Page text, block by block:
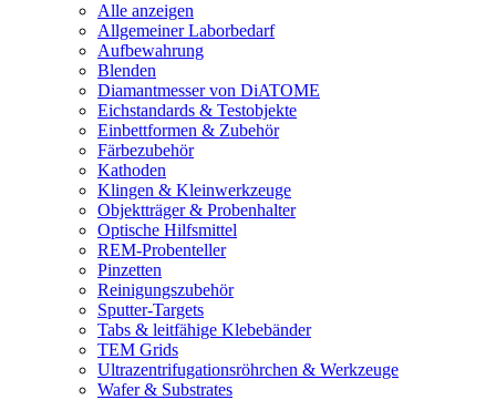
Alle anzeigen
Allgemeiner Laborbedarf
Aufbewahrung
Blenden
Diamantmesser von DiATOME
Eichstandards & Testobjekte
Einbettformen & Zubehör
Färbezubehör
Kathoden
Klingen & Kleinwerkzeuge
Objektträger & Probenhalter
Optische Hilfsmittel
REM-Probenteller
Pinzetten
Reinigungszubehör
Sputter-Targets
Tabs & leitfähige Klebebänder
TEM Grids
Ultrazentrifugationsröhrchen & Werkzeuge
Wafer & Substrates